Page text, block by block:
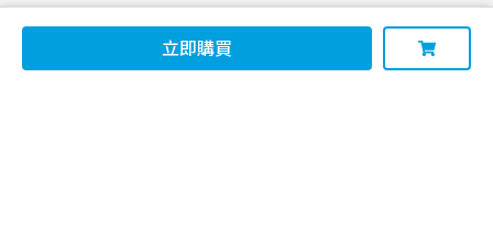
立即購買
合作申請